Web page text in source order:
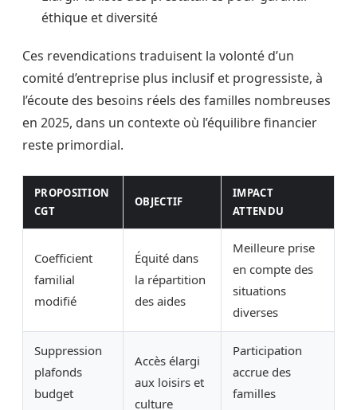
éthique et diversité
Ces revendications traduisent la volonté d’un
comité d’entreprise plus inclusif et progressiste, à
l’écoute des besoins réels des familles nombreuses
en 2025, dans un contexte où l’équilibre financier
reste primordial.
PROPOSITION
CGT
OBJECTIF
IMPACT
ATTENDU
Coefficient
familial
modifié
Équité dans
la répartition
des aides
Meilleure prise
en compte des
situations
diverses
Suppression
plafonds
budget
Accès élargi
aux loisirs et
culture
Participation
accrue des
familles